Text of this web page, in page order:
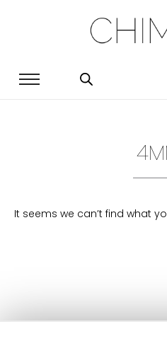
It seems we can’t find what